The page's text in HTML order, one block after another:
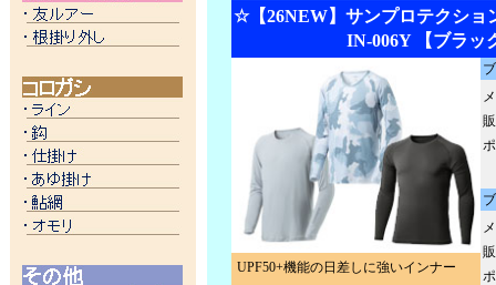
☆【26NEW】サンプロテクショ
IN-006Y 【ブラッ
UPF50+機能の日差しに強いインナー